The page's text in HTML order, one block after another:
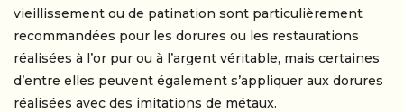
vieillissement ou de patination sont particulièrement
recommandées pour les dorures ou les restaurations
réalisées à l’or pur ou à l’argent véritable, mais certaines
d’entre elles peuvent également s’appliquer aux dorures
réalisées avec des imitations de métaux.